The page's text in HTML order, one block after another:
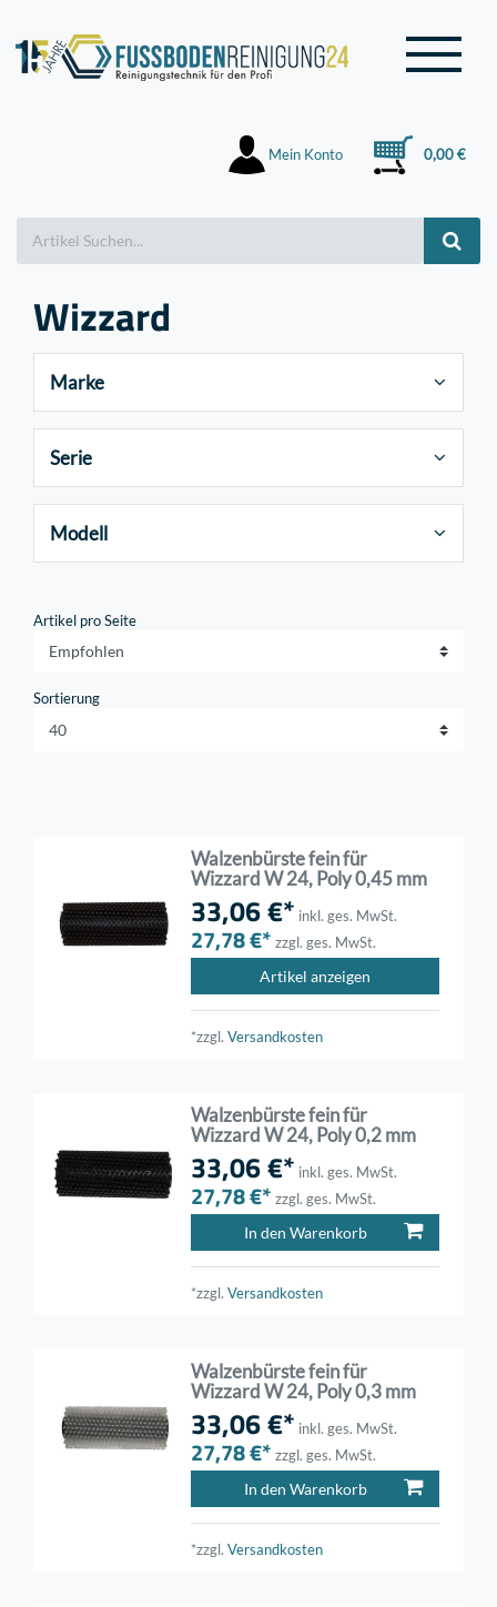
Mein Konto 0,00 €
Wizzard
Marke
Serie
Modell
Artikel pro Seite
Sortierung
Walzenbürste fein für
Wizzard W 24, Poly 0,45 mm
33,06 €* inkl. ges. MwSt.
27,78 €* zzgl. ges. MwSt.
Artikel anzeigen
*zzgl.Versandkosten
Walzenbürste fein für
Wizzard W 24, Poly 0,2 mm
33,06 €* inkl. ges. MwSt.
27,78 €* zzgl. ges. MwSt.
In den Warenkorb
*zzgl.Versandkosten
Walzenbürste fein für
Wizzard W 24, Poly 0,3 mm
33,06 €* inkl. ges. MwSt.
27,78 €* zzgl. ges. MwSt.
In den Warenkorb
*zzgl.Versandkosten